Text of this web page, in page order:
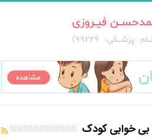
بی خوابی کودک